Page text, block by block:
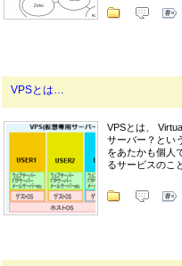
VPSとは…
VPSとは、
サーバー？とい
をあたかも個人
るサービスのこ